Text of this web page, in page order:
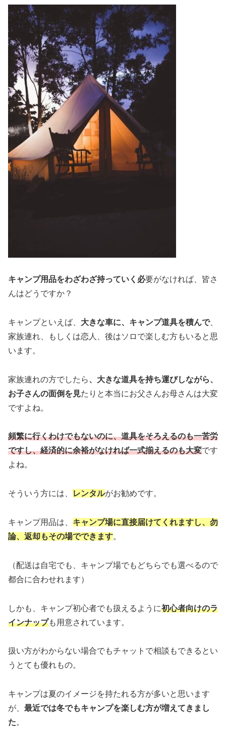
キャンプ用品をわざわざ持っていく必要がなければ、皆さ
んはどうですか？
キャンプといえば、 大きな車に、キャンプ道具を積んで、
家族連れ、もしくは恋人、後はソロで楽しむ方もいると思
います。
家族連れの方でしたら、大きな道具を持ち運びしながら、
お子さんの面倒を見たりと本当にお父さんお母さんは大変
ですよね。
頻繁に行くわけでもないのに、道具をそろえるのも一苦労
ですし、経済的に余裕がなければ一式揃えるのも大変です
よね。
そういう方には、 レンタルがお勧めです。
キャンプ用品は、 キャンプ場に直接届けてくれますし、勿
論、返却もその場でできます。
（配送は自宅でも、キャンプ場でもどちらでも選べるので
都合に合わせれます）
しかも、キャンプ初心者でも扱えるように初心者向けのラ
インナップも用意されています。
扱い方がわからない場合でもチャットで相談もできるとい
うとても優れもの。
キャンプは夏のイメージを持たれる方が多いと思います
が、 最近では冬でもキャンプを楽しむ方が増えてきまし
た。